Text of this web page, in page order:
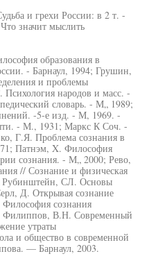
и грехи России: в 2 т. -
значит мыслить
образования в
- Барнаул, 1994; Грушин,
и проблемы
народов и масс. -
словарь. - М„ 1989;
-5-е изд. - М, 1969. -
- М., 1931; Маркс К Соч. -
Г.Я. Проблема сознания в
Патнэм, X. Философия
сознания. - М„ 2000; Рево,
// Сознание и физическая
Рубинштейн, СЛ. Основы
Д. Открывая сознание
сознания
Филиппов, В.Н. Современный
утраты
и общество в современной
— Барнаул, 2003.